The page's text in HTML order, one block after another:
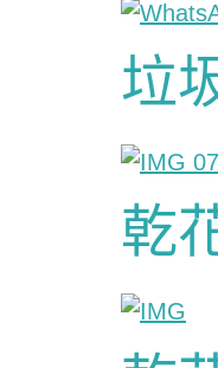
垃
乾